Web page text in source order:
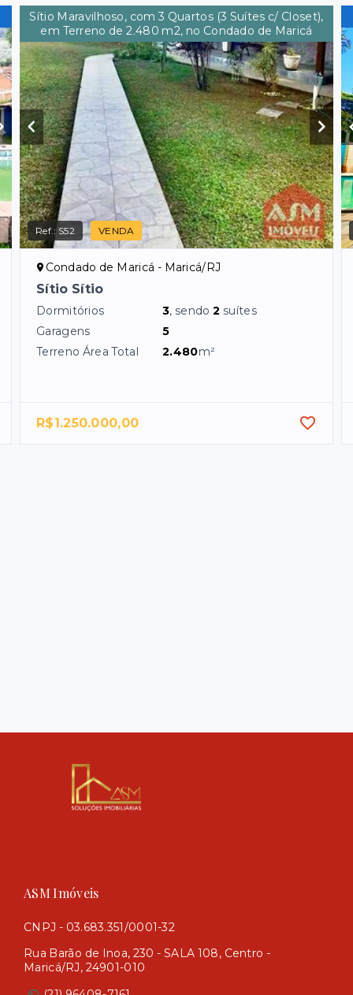
Sítio Maravilhoso, com 3 Quartos (3 Suítes c/ Closet),
em Terreno de 2.480 m2, no Condado de Maricá
Ref.: S52 VENDA
Condado de Maricá - Maricá/RJ
Sítio Sítio
Dormitórios 3, sendo2 suítes
Garagens
5
Terreno Área Total
2.480m²
R$1.250.000,00
ASM Imóveis
CNPJ - 03.683.351/0001-32
Rua Barão de Inoa, 230 - SALA 108, Centro -
Maricá/RJ, 24901-010